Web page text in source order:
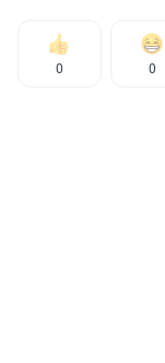
0 0